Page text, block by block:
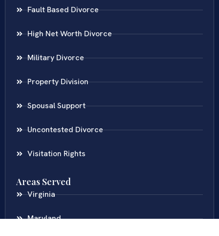
Fault Based Divorce
High Net Worth Divorce
Military Divorce
Property Division
Spousal Support
Uncontested Divorce
Visitation Rights
Areas Served
Virginia
Maryland